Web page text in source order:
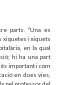
parts. “Una es
xiquetes i xiquets
en la qual
hi ha una part
important i com
en dues vies,